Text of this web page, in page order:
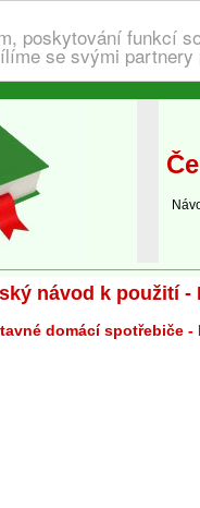
poskytování funkcí
se svými
návod k použití
domácí spotřebiče